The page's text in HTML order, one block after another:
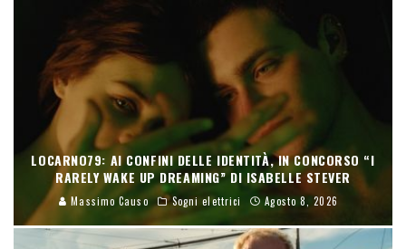
LOCARNO79: AI CONFINI DELLE IDENTITÀ, IN CONCORSO “I
RARELY WAKE UP DREAMING” DI ISABELLE STEVER
Massimo Causo Sogni elettrici Agosto 8, 2026